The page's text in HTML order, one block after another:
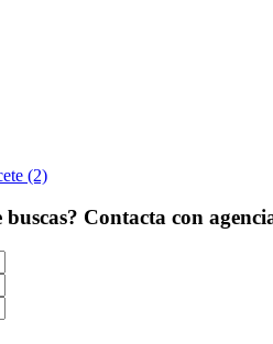
(2)
Contacta con